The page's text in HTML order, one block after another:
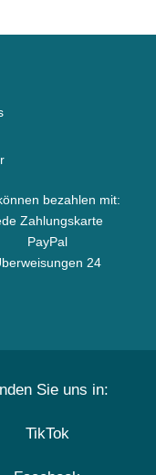
bezahlen mit:
Zahlungskarte
PayPal
24
Sie uns in:
TikTok